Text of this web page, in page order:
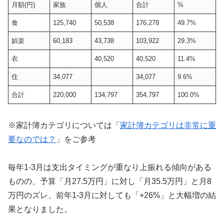
月額(円) 家族 個人 合計 %
食 125,740 50,538 176,278 49.7%
娯楽 60,183 43,738 103,922 29.3%
衣 40,520 40,520 11.4%
住 34,077 34,077 9.6%
合計 220,000 134,797 354,797 100.0%
※家計簿カテゴリについては「 家計簿カテゴリは非常に重
要なのでは？ 」をご参考
毎年1-3月は支出タイミングが重なり上振れる傾向がある
ものの、予算「月27.5万円」に対し「月35.5万円」と月8
万円のズレ、前年1-3月に対しても「+26%」と大幅増の結
果となりました。